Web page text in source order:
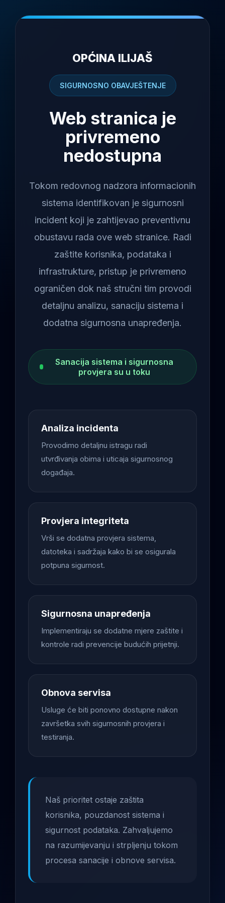
OPĆINA ILIJAŠ
SIGURNOSNO OBAVJEŠTENJE
Web stranica je
privremeno
nedostupna
Tokom redovnog nadzora informacionih
sistema identifikovan je sigurnosni
incident koji je zahtijevao preventivnu
obustavu rada ove web stranice. Radi
zaštite korisnika, podataka i
infrastrukture, pristup je privremeno
ograničen dok naš stručni tim provodi
detaljnu analizu, sanaciju sistema i
dodatna sigurnosna unapređenja.
Sanacija sistema i sigurnosna
provjera su u toku
Analiza incidenta
Provodimo detaljnu istragu radi
utvrđivanja obima i uticaja sigurnosnog
događaja.
Provjera integriteta
Vrši se dodatna provjera sistema,
datoteka i sadržaja kako bi se osigurala
potpuna sigurnost.
Sigurnosna unapređenja
Implementiraju se dodatne mjere zaštite i
kontrole radi prevencije budućih prijetnji.
Obnova servisa
Usluge će biti ponovno dostupne nakon
završetka svih sigurnosnih provjera i
testiranja.
Naš prioritet ostaje zaštita
korisnika, pouzdanost sistema i
sigurnost podataka. Zahvaljujemo
na razumijevanju i strpljenju tokom
procesa sanacije i obnove servisa.